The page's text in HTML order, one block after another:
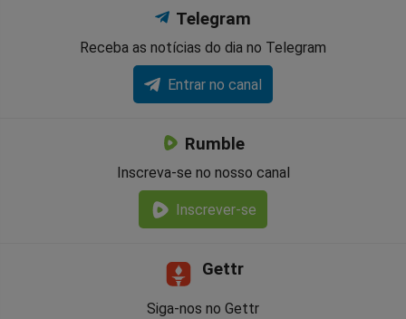
Telegram
Receba as notícias do dia no Telegram
Entrar no canal
Rumble
Inscreva-se no nosso canal
Inscrever-se
Gettr
Siga-nos no Gettr